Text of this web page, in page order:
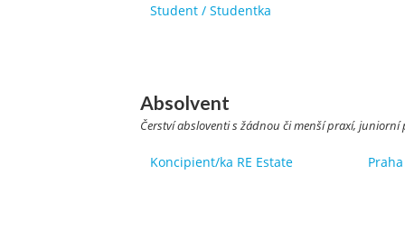
Student / Studentka
Absolvent
Čerství absloventi s žádnou či menší praxí, juniorní
Koncipient/ka RE Estate